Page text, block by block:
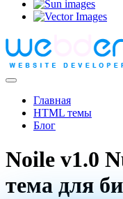
Главная
HTML темы
Блог
Noile v1.0
тема для